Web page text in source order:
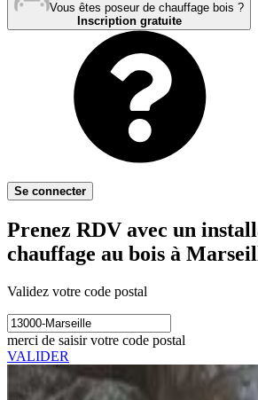
Vous êtes poseur de chauffage bois ?
Inscription gratuite
Se connecter
Prenez RDV avec un
chauffage au bois à
Validez votre code postal
merci de saisir votre code postal
VALIDER